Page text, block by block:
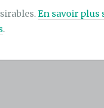
En savoir plus
.